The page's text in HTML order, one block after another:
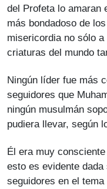
del Profeta lo amaran
más bondadoso de
misericordia no sólo
criaturas del mundo
Ningún líder fue más
seguidores que
ningún musulmán
pudiera llevar, según
Él era muy
esto es evidente
seguidores en el